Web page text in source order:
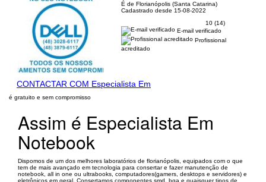
É de Florianópolis (Santa Catarina)
Cadastrado desde 15-08-2022
10 (14)
E-mail verificado
Profissional
acreditado
CONTACTAR COM Especialista Em
é gratuito e sem compromisso
Assim é Especialista Em
Notebook
Dispomos de um dos melhores laboratórios de florianópolis, equipados com o que
tem de mais avançado em tecnologia para consertar e fazer manutenção de
notebook, all in one ou ultrabooks, computadores(gamers, desktops e servidores) e
eletrônicos em geral. Consertamos componentes smd, bga e quaisquer tipos de